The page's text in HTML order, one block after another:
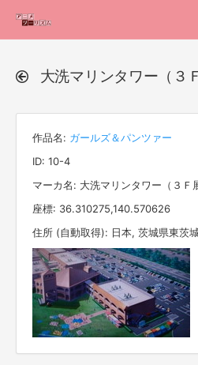
大洗マリンタワー（３
作品名: ガールズ＆パンツァー
ID: 10-4
マーカ名: 大洗マリンタワー（３Ｆ
座標: 36.310275,140.570626
住所 (自動取得): 日本, 茨城県東茨